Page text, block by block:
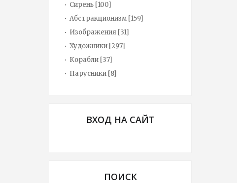
Сирень [100]
Абстракционизм [159]
Изображения [31]
Художники [297]
Корабли [37]
Парусники [8]
ВХОД НА САЙТ
ПОИСК